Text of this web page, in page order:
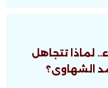
لماذا تتجاهل
الشهاوى؟